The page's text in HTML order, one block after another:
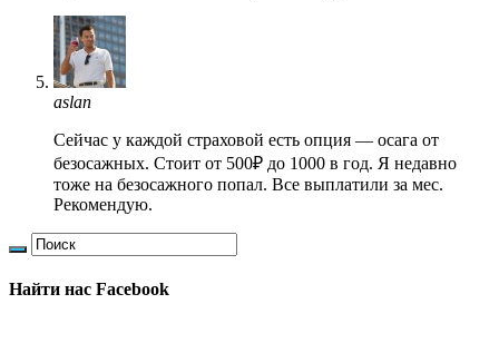
aslan
Сейчас у каждой страховой есть опция — осага от
безосажных. Стоит от 500₽ до 1000 в год. Я недавно
тоже на безосажного попал. Все выплатили за мес.
Рекомендую.
Найти нас Facebook